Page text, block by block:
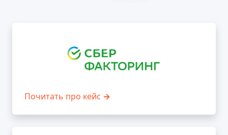
Почитать про кейс →